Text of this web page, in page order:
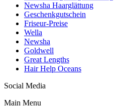
Newsha Haarglättung
Geschenkgutschein
Friseur-Preise
Wella
Newsha
Goldwell
Great Lengths
Hair Help Oceans
Social Media
Main Menu